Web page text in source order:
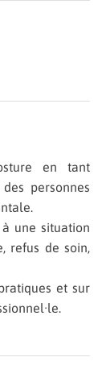
en tant
personnes
une situation
refus de soin,
et sur